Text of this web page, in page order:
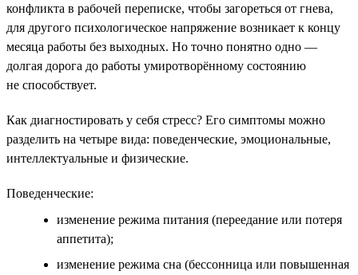
конфликта в рабочей переписке, чтобы загореться от гнева,
для другого психологическое напряжение возникает к концу
месяца работы без выходных. Но точно понятно одно —
долгая дорога до работы умиротворённому состоянию
не способствует.
Как диагностировать у себя стресс? Его симптомы можно
разделить на четыре вида: поведенческие, эмоциональные,
интеллектуальные и физические.
Поведенческие:
изменение режима питания (переедание или потеря
аппетита);
изменение режима сна (бессонница или повышенная